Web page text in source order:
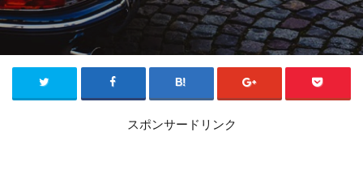
スポンサードリンク